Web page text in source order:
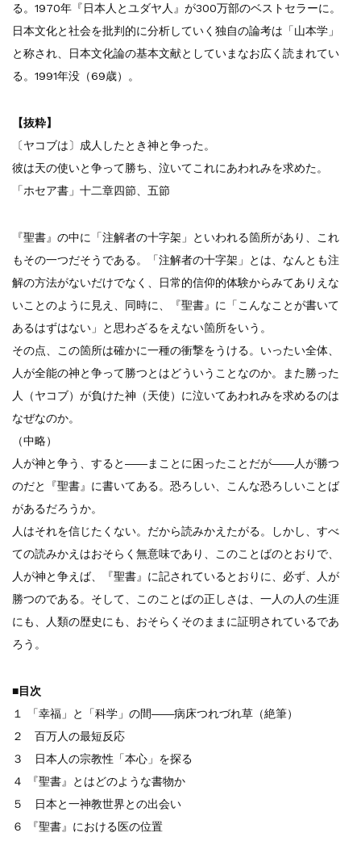
る。1970年『日本人とユダヤ人』が300万部のベストセラーに。
日本文化と社会を批判的に分析していく独自の論考は「山本学」
と称され、日本文化論の基本文献としていまなお広く読まれてい
る。1991年没（69歳）。
【抜粋】
〔ヤコブは〕成人したとき神と争った。
彼は天の使いと争って勝ち、泣いてこれにあわれみを求めた。
「ホセア書」十二章四節、五節
『聖書』の中に「注解者の十字架」といわれる箇所があり、これ
もその一つだそうである。「注解者の十字架」とは、なんとも注
解の方法がないだけでなく、日常的信仰的体験からみてありえな
いことのように見え、同時に、『聖書』に「こんなことが書いて
あるはずはない」と思わざるをえない箇所をいう。
その点、この箇所は確かに一種の衝撃をうける。いったい全体、
人が全能の神と争って勝つとはどういうことなのか。また勝った
人（ヤコブ）が負けた神（天使）に泣いてあわれみを求めるのは
なぜなのか。
（中略）
人が神と争う、すると――まことに困ったことだが――人が勝つ
のだと『聖書』に書いてある。恐ろしい、こんな恐ろしいことば
があるだろうか。
人はそれを信じたくない。だから読みかえたがる。しかし、すべ
ての読みかえはおそらく無意味であり、このことばのとおりで、
人が神と争えば、『聖書』に記されているとおりに、必ず、人が
勝つのである。そして、このことばの正しさは、一人の人の生涯
にも、人類の歴史にも、おそらくそのままに証明されているであ
ろう。
■目次
１ 「幸福」と「科学」の間――病床つれづれ草（絶筆）
２ 百万人の最短反応
３ 日本人の宗教性「本心」を探る
４ 『聖書』とはどのような書物か
５ 日本と一神教世界との出会い
６ 『聖書』における医の位置